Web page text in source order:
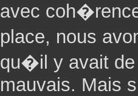
avec
place, nous
qu�il y avait de
mauvais. Mais